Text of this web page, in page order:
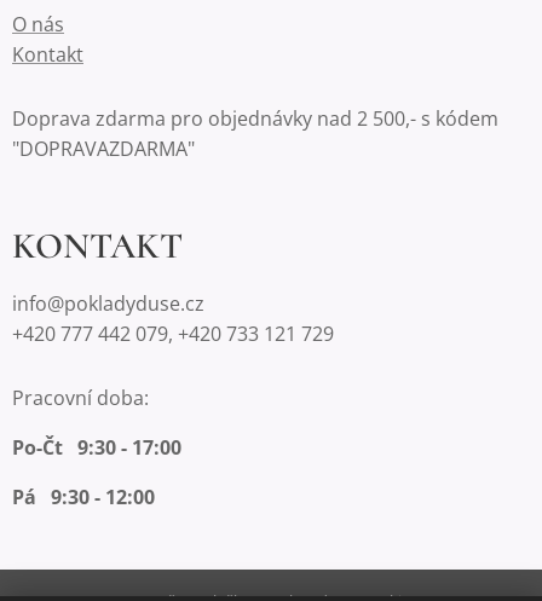
O nás
Kontakt
Doprava zdarma pro objednávky nad 2 500,- s kódem
"DOPRAVAZDARMA"
KONTAKT
info@pokladyduse.cz
+420 777 442 079, +420 733 121 729
Pracovní doba:
Po-Čt 9:30 - 17:00
Pá 9:30 - 12:00